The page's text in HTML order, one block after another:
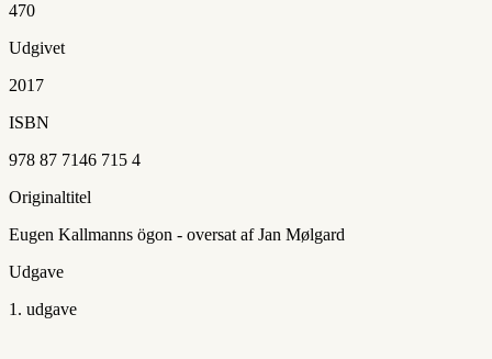
470
Udgivet
2017
ISBN
978 87 7146 715 4
Originaltitel
Eugen Kallmanns ögon - oversat af Jan Mølgard
Udgave
1. udgave